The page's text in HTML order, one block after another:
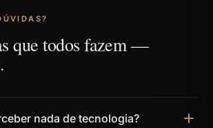
que todos fazem —
nada de tecnologia?